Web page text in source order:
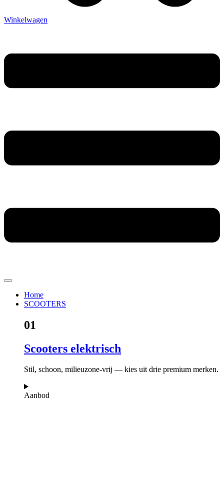
Winkelwagen
Home
SCOOTERS
01
Scooters elektrisch
Stil, schoon, milieuzone-vrij — kies uit drie premium merken.
Aanbod